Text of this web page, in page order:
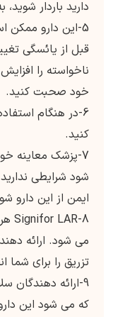
دارید باردار
5-این دارو
قبل از یائسگی
ناخواسته را
خود صحبت کنید.
6-در هنگام
کنید.
7-پزشک معاینه
شود شرایطی
ایمن از این دارو
می شود. ارائه
تزریق را برای شما
9-ارائه دهندگان
که می شود این